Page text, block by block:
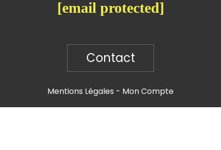
[email protected]
Contact
Mentions Légales Mon Compte